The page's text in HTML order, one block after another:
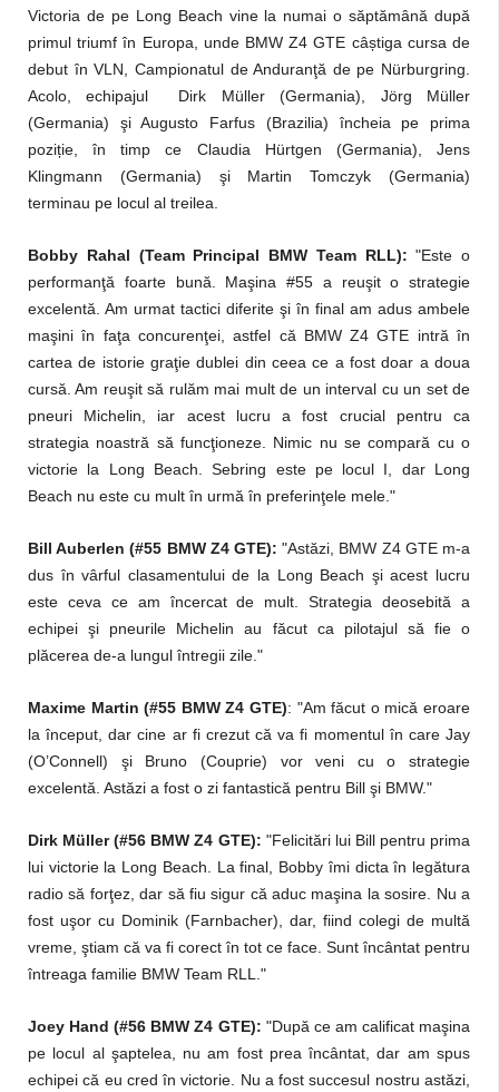
Victoria de pe Long Beach vine la numai o săptămână după
primul triumf în Europa, unde BMW Z4 GTE câștiga cursa de
debut în VLN, Campionatul de Anduranţă de pe Nürburgring.
Acolo, echipajul Dirk Müller (Germania), Jörg Müller
(Germania) şi Augusto Farfus (Brazilia) încheia pe prima
poziție, în timp ce Claudia Hürtgen (Germania), Jens
Klingmann (Germania) şi Martin Tomczyk (Germania)
terminau pe locul al treilea.
Bobby Rahal (Team Principal BMW Team RLL):"Este o
performanţă foarte bună. Maşina #55 a reuşit o strategie
excelentă. Am urmat tactici diferite şi în final am adus ambele
maşini în faţa concurenţei, astfel că BMW Z4 GTE intră în
cartea de istorie graţie dublei din ceea ce a fost doar a doua
cursă. Am reuşit să rulăm mai mult de un interval cu un set de
pneuri Michelin, iar acest lucru a fost crucial pentru ca
strategia noastră să funcţioneze. Nimic nu se compară cu o
victorie la Long Beach. Sebring este pe locul I, dar Long
Beach nu este cu mult în urmă în preferinţele mele."
Bill Auberlen (#55 BMW Z4 GTE): "Astăzi, BMW Z4 GTE m-a
dus în vârful clasamentului de la Long Beach şi acest lucru
este ceva ce am încercat de mult. Strategia deosebită a
echipei şi pneurile Michelin au făcut ca pilotajul să fie o
plăcerea de-a lungul întregii zile."
Maxime Martin (#55 BMW Z4 GTE): "Am făcut o mică eroare
la început, dar cine ar fi crezut că va fi momentul în care Jay
(O’Connell) şi Bruno (Couprie) vor veni cu o strategie
excelentă. Astăzi a fost o zi fantastică pentru Bill şi BMW."
Dirk Müller (#56 BMW Z4 GTE): "Felicitări lui Bill pentru prima
lui victorie la Long Beach. La final, Bobby îmi dicta în legătura
radio să forţez, dar să fiu sigur că aduc maşina la sosire. Nu a
fost uşor cu Dominik (Farnbacher), dar, fiind colegi de multă
vreme, ştiam că va fi corect în tot ce face. Sunt încântat pentru
întreaga familie BMW Team RLL."
Joey Hand (#56 BMW Z4 GTE): "După ce am calificat maşina
pe locul al şaptelea, nu am fost prea încântat, dar am spus
echipei că eu cred în victorie. Nu a fost succesul nostru astăzi,